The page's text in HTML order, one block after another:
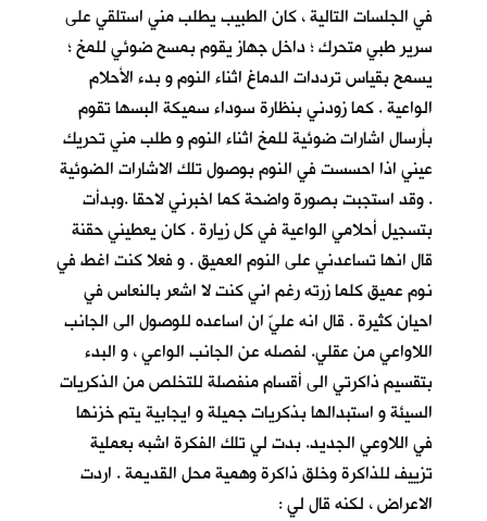
في الجلسات التالية ، كان الطبيب يطلب مني استلقي على
سرير طبي متحرك ؛ داخل جهاز يقوم بمسح ضوئي للمخ ؛
يسمح بقياس ترددات الدماغ اثناء النوم و بدء الأحلام
الواعية . كما زودني بنظارة سوداء سميكة البسها تقوم
بأرسال اشارات ضوئية للمخ اثناء النوم و طلب مني تحريك
عيني اذا احسست في النوم بوصول تلك الاشارات الضوئية
. وقد استجبت بصورة واضحة كما اخبرني لاحقا .وبدأت
بتسجيل أحلامي الواعية في كل زيارة . كان يعطيني حقنة
قال انها تساعدني على النوم العميق . و فعلا كنت اغط في
نوم عميق كلما زرته رغم اني كنت لا اشعر بالنعاس في
احيان كثيرة . قال انه عليّ ان اساعده للوصول الى الجانب
اللاواعي من عقلي. لفصله عن الجانب الواعي ، و البدء
بتقسيم ذاكرتي الى أقسام منفصلة للتخلص من الذكريات
السيئة و استبدالها بذكريات جميلة و ايجابية يتم خزنها
في اللاوعي الجديد. بدت لي تلك الفكرة اشبه بعملية
تزييف للذاكرة وخلق ذاكرة وهمية محل القديمة . اردت
الاعراض ، لكنه قال لي :